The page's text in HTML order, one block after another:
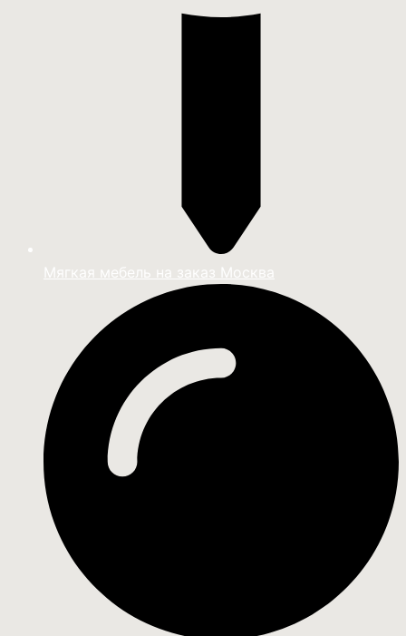
Мягкая мебель на заказ Москва